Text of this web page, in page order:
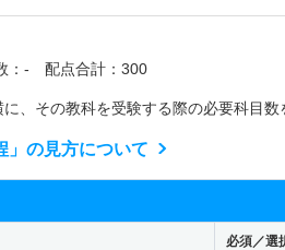
：- 配点合計：300
、その教科を受験する際の必要科目数
」の見方について
必須／選